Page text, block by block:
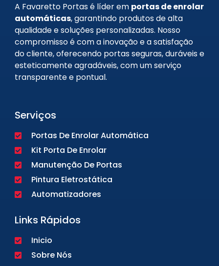
A Favaretto Portas é líder em portas de enrolar
automáticas, garantindo produtos de alta
qualidade e soluções personalizadas. Nosso
compromisso é com a inovação e a satisfação
do cliente, oferecendo portas seguras, duráveis e
esteticamente agradáveis, com um serviço
transparente e pontual.
Serviços
Portas De Enrolar Automática
Kit Porta De Enrolar
Manutenção De Portas
Pintura Eletrostática
Automatizadores
Links Rápidos
Inicio
Sobre Nós